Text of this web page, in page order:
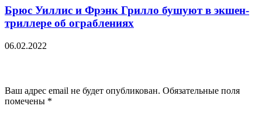
Брюс Уиллис и Фрэнк Грилло бушуют в экшен-
триллере об ограблениях
06.02.2022
Ваш адрес email не будет опубликован. Обязательные поля
помечены *